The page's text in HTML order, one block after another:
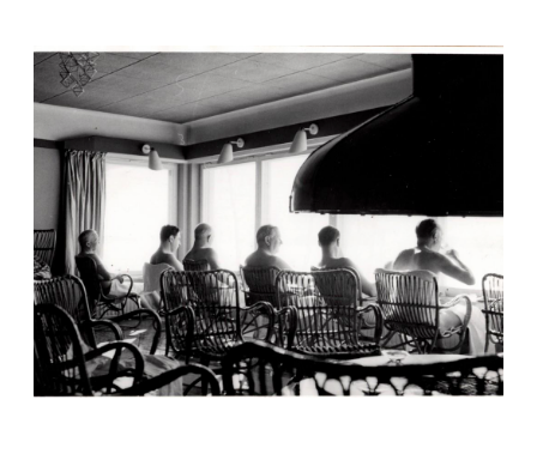
-Naisten päivät ovat maanantai ja
torstai
-Miesten päivät tiistai, keskiviikko,
perjantai ja lauantai
-Kuukauden ensimmäinen lauantai on on
jaettu lauantai